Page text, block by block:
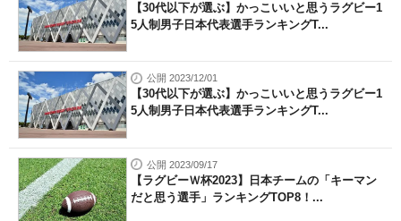
【30代以下が選ぶ】かっこいいと思うラグビー1
5人制男子日本代表選手ランキングT...
公開 2023/12/01
【30代以下が選ぶ】かっこいいと思うラグビー1
5人制男子日本代表選手ランキングT...
公開 2023/09/17
【ラグビーＷ杯2023】日本チームの「キーマン
だと思う選手」ランキングTOP8！...